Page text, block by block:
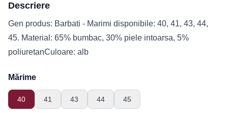
Descriere
Gen produs: Barbati - Marimi disponibile: 40, 41, 43, 44,
45. Material: 65% bumbac, 30% piele intoarsa, 5%
poliuretanCuloare: alb
Mărime
40 41 43 44 45